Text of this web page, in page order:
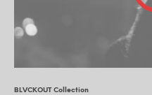
BLVCKOUT Collection